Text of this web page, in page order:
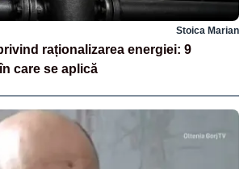
Stoica Marian
raționalizarea energiei: 9
care se aplică